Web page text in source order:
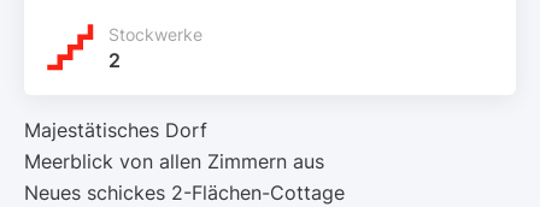
Stockwerke
2
Majestätisches Dorf
Meerblick von allen Zimmern aus
Neues schickes 2-Flächen-Cottage